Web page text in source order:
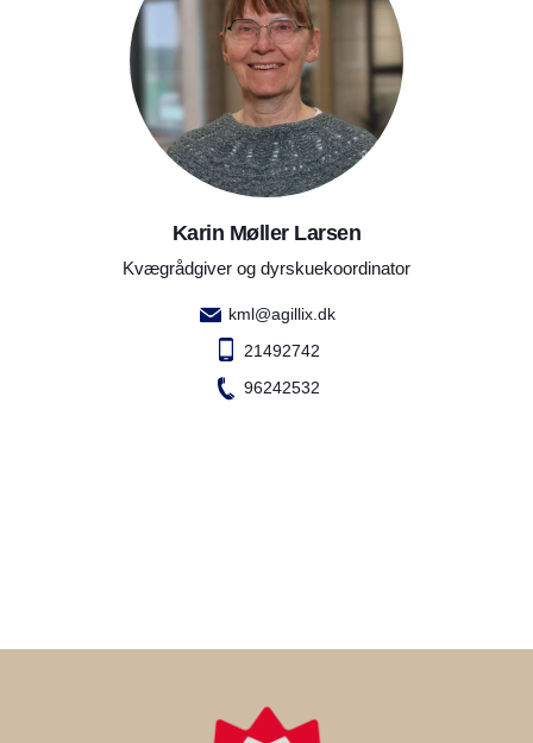
Karin Møller Larsen
Kvægrådgiver og dyrskuekoordinator
kml@agillix.dk
21492742
96242532